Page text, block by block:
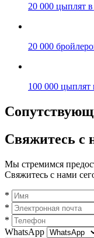
20 000 цыплят
20 000
100 000 цыплят
Свяжитесь с
Мы стремимся
Свяжитесь с нами
*
*
*
WhatsApp